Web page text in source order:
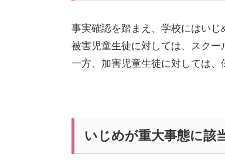
事実確認を踏まえ、学校にはいじ
被害児童生徒に対しては、スクー
一方、加害児童生徒に対しては、
いじめが重大事態に該